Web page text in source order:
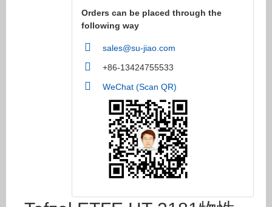
Orders can be placed through the
following way
sales@su-jiao.com
+86-13424755533
WeChat (Scan QR)